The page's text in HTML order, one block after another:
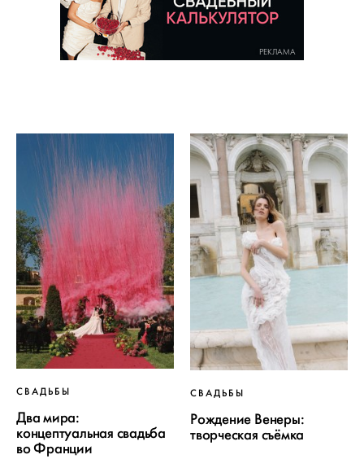
РЕКЛАМА
СВАДЬБЫ
Два мира:
концептуальная свадьба
во Франции
СВАДЬБЫ
Рождение Венеры:
творческая съёмка